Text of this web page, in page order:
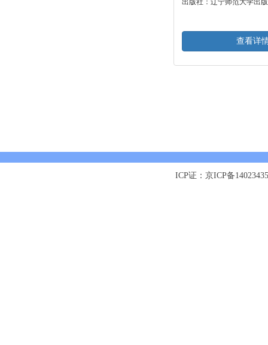
出版社：辽宁师范大学出
查看详
ICP证：京ICP备